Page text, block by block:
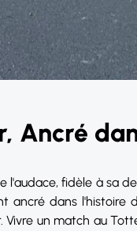
Ancré
fidèle à sa
ancré dans l'histoire
Vivre un match au